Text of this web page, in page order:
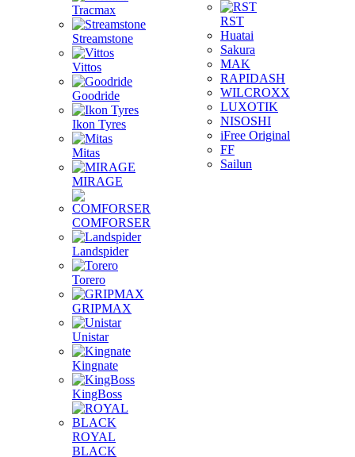
Tracmax
Streamstone
Vittos
Goodride
Ikon Tyres
Mitas
MIRAGE
COMFORSER
Landspider
Torero
GRIPMAX
Unistar
Kingnate
KingBoss
ROYAL
BLACK
RST
Huatai
Sakura
MAK
RAPIDASH
WILCROXX
LUXOTIK
NISOSHI
iFree Original
FF
Sailun